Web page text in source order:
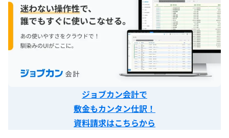
ジョブカン会計で
敷金もカンタン仕訳！
資料請求はこちらから